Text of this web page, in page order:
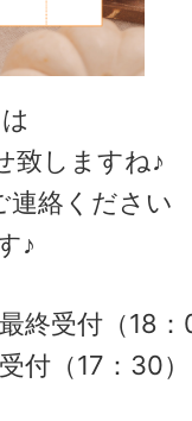
致しますね♪
連絡ください
♪
受付（18：
（17：30）